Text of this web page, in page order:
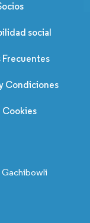
social
Frecuentes
Condiciones
Cookies
Gachibowli